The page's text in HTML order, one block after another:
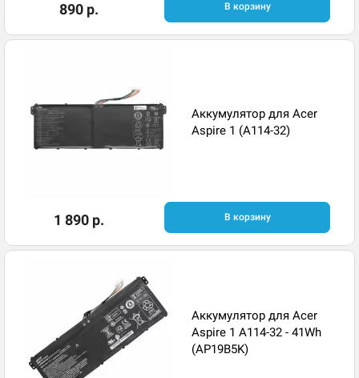
890 р. В корзину
Аккумулятор для Acer
Aspire 1 (A114-32)
1 890 р. В корзину
Аккумулятор для Acer
Aspire 1 A114-32 - 41Wh
(AP19B5K)